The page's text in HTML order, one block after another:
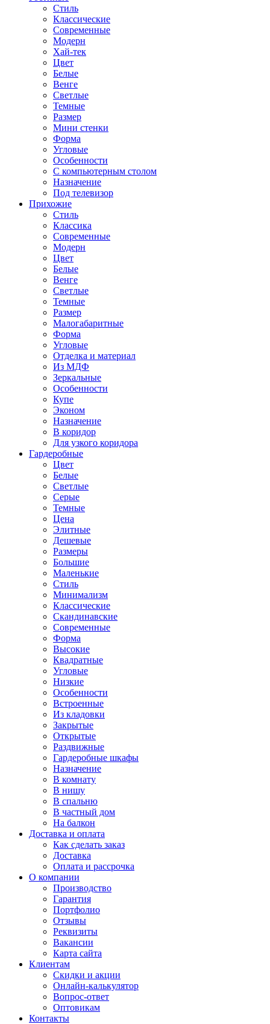
Стиль
Классические
Современные
Модерн
Хай-тек
Цвет
Белые
Венге
Светлые
Темные
Размер
Мини стенки
Форма
Угловые
Особенности
С компьютерным столом
Назначение
Под телевизор
Прихожие
Стиль
Классика
Современные
Модерн
Цвет
Белые
Венге
Светлые
Темные
Размер
Малогабаритные
Форма
Угловые
Отделка и материал
Из МДФ
Зеркальные
Особенности
Купе
Эконом
Назначение
В коридор
Для узкого коридора
Гардеробные
Цвет
Белые
Светлые
Серые
Темные
Цена
Элитные
Дешевые
Размеры
Большие
Маленькие
Стиль
Минимализм
Классические
Скандинавские
Современные
Форма
Высокие
Квадратные
Угловые
Низкие
Особенности
Встроенные
Из кладовки
Закрытые
Открытые
Раздвижные
Гардеробные шкафы
Назначение
В комнату
В нишу
В спальню
В частный дом
На балкон
Доставка и оплата
Как сделать заказ
Доставка
Оплата и рассрочка
О компании
Производство
Гарантия
Портфолио
Отзывы
Реквизиты
Вакансии
Карта сайта
Клиентам
Скидки и акции
Онлайн-калькулятор
Вопрос-ответ
Оптовикам
Контакты